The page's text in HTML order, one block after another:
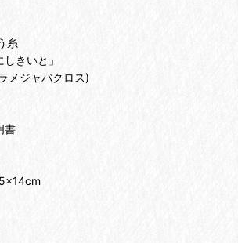
糸
きいと」
メジャバクロス)
書